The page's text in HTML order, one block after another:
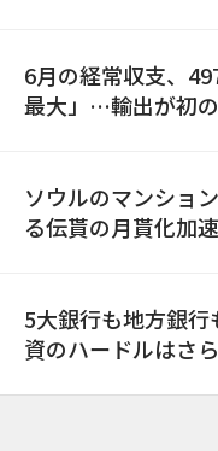
6月の経常収支、
最大」…輸出が初
ソウルのマンショ
る伝貰の月貰化加
5大銀行も地方銀
資のハードルはさ